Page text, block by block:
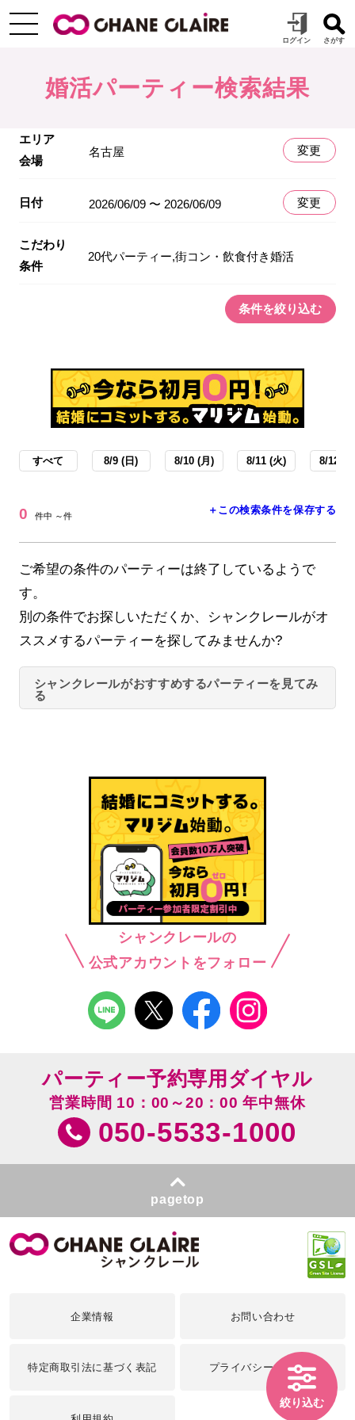
婚活パーティー検索結果
エリア
会場
名古屋 変更
日付 2026/06/09 〜 2026/06/09 変更
こだわり
条件
20代パーティー,街コン・飲食付き婚活
条件を絞り込む
すべて 8/9 (日) 8/10 (月) 8/11 (火) 8/12 (
0 件中 ～件 ＋この検索条件を保存する
ご希望の条件のパーティーは終了しているようで
す。
別の条件でお探しいただくか、シャンクレールがオ
ススメするパーティーを探してみませんか?
シャンクレールがおすすめするパーティーを見てみ
る
シャンクレールの
公式アカウントをフォロー
絞り込む
パーティー予約専用ダイヤル
営業時間 10：00～20：00 年中無休
050-5533-1000
pagetop
企業情報 お問い合わせ
特定商取引法に基づく表記 プライバシーポリシー